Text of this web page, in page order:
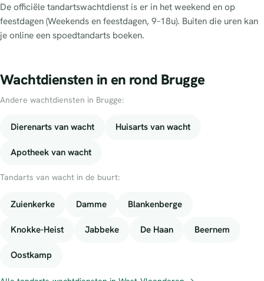
De officiële tandartswachtdienst is er in het weekend en op
feestdagen (Weekends en feestdagen, 9–18u). Buiten die uren kan
je online een spoedtandarts boeken.
Wachtdiensten in en rond Brugge
Andere wachtdiensten in Brugge:
Dierenarts van wacht Huisarts van wacht
Apotheek van wacht
Tandarts van wacht in de buurt:
Zuienkerke Damme Blankenberge
Knokke-Heist Jabbeke De Haan Beernem
Oostkamp